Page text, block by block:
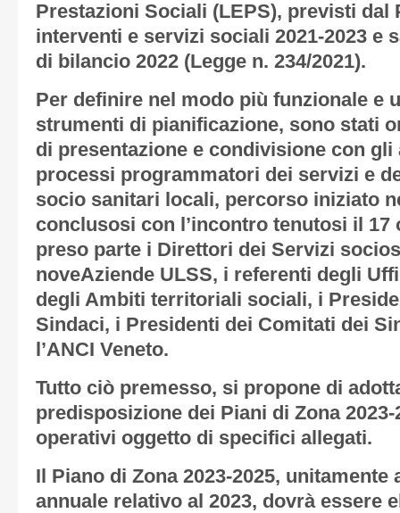
Prestazioni Sociali (LEPS), previsti dal
interventi e servizi sociali 2021-2023 e
di bilancio 2022 (Legge n. 234/2021).
Per definire nel modo più funzionale e
strumenti di pianificazione, sono stati
di presentazione e condivisione con
processi programmatori dei servizi e
socio sanitari locali, percorso iniziato
conclusosi con l’incontro tenutosi il 17
preso parte i Direttori dei Servizi
noveAziende ULSS, i referenti degli
degli Ambiti territoriali sociali, i
Sindaci, i Presidenti dei Comitati dei
l’ANCI Veneto.
Tutto ciò premesso, si propone di
predisposizione dei Piani di Zona
operativi oggetto di specifici allegati.
Il Piano di Zona 2023-2025,
annuale relativo al 2023, dovrà essere